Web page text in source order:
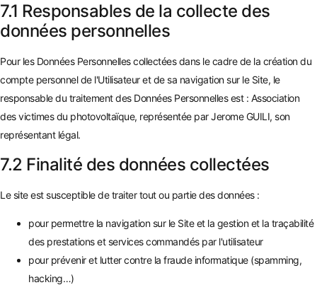
7.1 Responsables de la collecte des
données personnelles
Pour les Données Personnelles collectées dans le cadre de la création du
compte personnel de l'Utilisateur et de sa navigation sur le Site, le
responsable du traitement des Données Personnelles est : Association
des victimes du photovoltaïque, représentée par Jerome GUILI, son
représentant légal.
7.2 Finalité des données collectées
Le site est susceptible de traiter tout ou partie des données :
pour permettre la navigation sur le Site et la gestion et la traçabilité
des prestations et services commandés par l'utilisateur
pour prévenir et lutter contre la fraude informatique (spamming,
hacking…)